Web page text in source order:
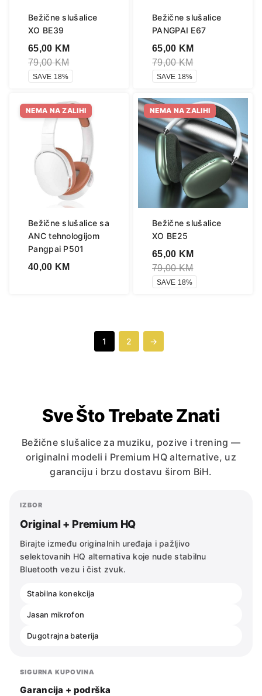
Bežične slušalice
XO BE39
65,00 KM
79,00KM
SAVE 18%
Bežične slušalice
PANGPAI E67
65,00 KM
79,00KM
SAVE 18%
NEMA NA ZALIHI
Bežične slušalice sa
ANC tehnologijom
Pangpai P501
40,00 KM
NEMA NA ZALIHI
Bežične slušalice
XO BE25
65,00 KM
79,00KM
SAVE 18%
1 2 →
Sve Što Trebate Znati
Bežične slušalice za muziku, pozive i trening —
originalni modeli i Premium HQ alternative, uz
garanciju i brzu dostavu širom BiH.
IZBOR
Original + Premium HQ
Birajte između originalnih uređaja i pažljivo
selektovanih HQ alternativa koje nude stabilnu
Bluetooth vezu i čist zvuk.
Stabilna konekcija
Jasan mikrofon
Dugotrajna baterija
SIGURNA KUPOVINA
Garancija + podrška